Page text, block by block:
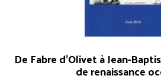
De Fabre d’Olivet à Jean-
de renaissance